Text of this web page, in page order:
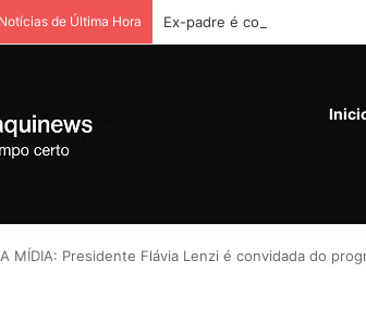
Notícias de Última Hora Ex-padre é condenado a 48
MÍDIA: Presidente Flávia Lenzi é convidada do